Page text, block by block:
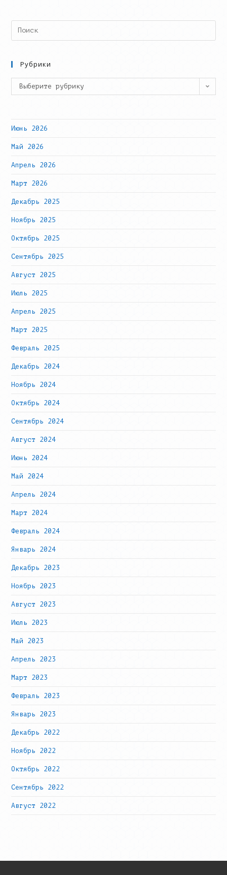
Search
this
Рубрики
Рубрики
Выберите рубрику
Июнь 2026
Май 2026
Апрель 2026
Март 2026
Декабрь 2025
Ноябрь 2025
Октябрь 2025
Сентябрь 2025
Август 2025
Июль 2025
Апрель 2025
Март 2025
Февраль 2025
Декабрь 2024
Ноябрь 2024
Октябрь 2024
Сентябрь 2024
Август 2024
Июнь 2024
Май 2024
Апрель 2024
Март 2024
Февраль 2024
Январь 2024
Декабрь 2023
Ноябрь 2023
Август 2023
Июль 2023
Май 2023
Апрель 2023
Март 2023
Февраль 2023
Январь 2023
Декабрь 2022
Ноябрь 2022
Октябрь 2022
Сентябрь 2022
Август 2022